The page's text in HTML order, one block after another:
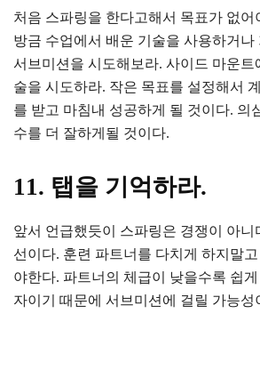
처음 스파링을 한다고해서 목표가 없어
방금 수업에서 배운 기술을 사용하거나
서브미션을 시도해보라. 사이드 마운트
술을 시도하라. 작은 목표를 설정해서
를 받고 마침내 성공하게 될 것이다. 의
수를 더 잘하게될 것이다.
11. 탭을 기억하라.
앞서 언급했듯이 스파링은 경쟁이 아니
선이다. 훈련 파트너를 다치게 하지말
야한다. 파트너의 체급이 낮을수록 쉽
자이기 때문에 서브미션에 걸릴 가능성